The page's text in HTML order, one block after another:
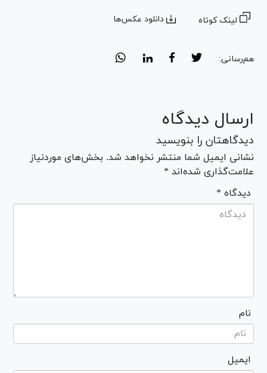
لینک کوتاه دانلود عکس‌ها
هم‌رسانی:
ارسال دیدگاه
دیدگاهتان را بنویسید
نشانی ایمیل شما منتشر نخواهد شد. بخش‌های موردنیاز
علامت‌گذاری شده‌اند *
* دیدگاه
نام
ایمیل